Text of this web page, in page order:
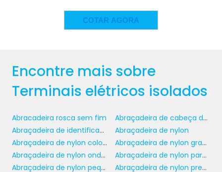
terminais elétricos isolados
instalações elétricas residenciais. No setor
automotivo, eles são utilizados para conectar
fios em sistemas de iluminação, ignição e
conexões permaneçam firmes e seguras em
condições adversas de vibração e
temperatura.
Na indústria elétrica, esses terminais são
COTAR AGORA
Encontre mais sobre
Terminais elétricos isolados
Abracadeira rosca sem fim
Abraçadeira de cabeça dupla
Abraçadeira de identificação
Abraçadeira de nylon
Abraçadeira de nylon colorida
Abraçadeira de nylon grande
Abraçadeira de nylon onde comprar
Abraçadeira de nylon para lacre
Abraçadeira de nylon pequena
Abraçadeira de nylon preço